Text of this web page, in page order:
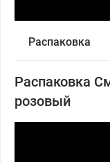
Распаковка
Распаковка
розовый